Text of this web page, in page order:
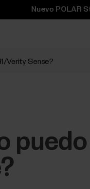
Nuevo POLAR
Verity Sense?